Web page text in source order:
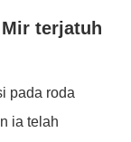
terjatuh
pada roda
ia telah